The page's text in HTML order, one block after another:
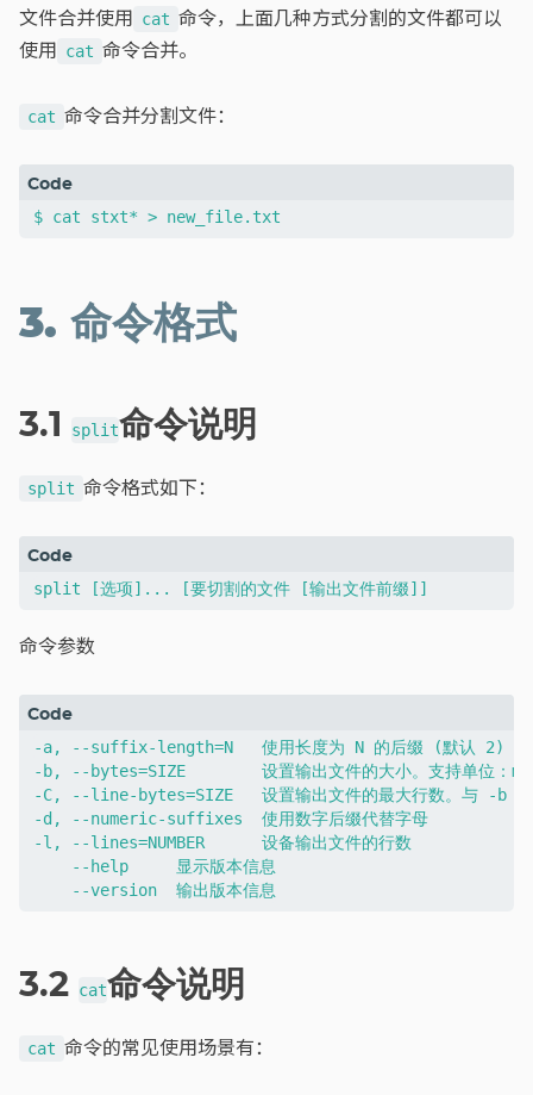
文件合并使用 cat 命令，上面几种方式分割的文件都可以
使用 cat 命令合并。
cat 命令合并分割文件：
3. 命令格式
3.1 split命令说明
split 命令格式如下：
命令参数
-a, --suffix-length=N   使用长度为 N 的后缀 (默认 2)
-b, --bytes=SIZE        设置输出文件的大小。支持单位：
-C, --line-bytes=SIZE   设置输出文件的最大行数。与 -b 类
-d, --numeric-suffixes  使用数字后缀代替字母
-l, --lines=NUMBER      设备输出文件的行数
    --help     显示版本信息
3.2 cat命令说明
cat 命令的常见使用场景有：